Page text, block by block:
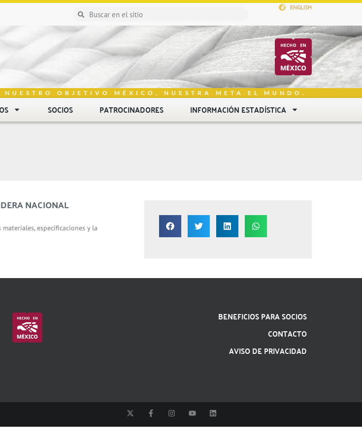
ENGLISH
NUESTRO OBJETIVO MÉXICO, NUESTRA META EL MUNDO.
SOCIOS PATROCINADORES INFORMACIÓN ESTADÍSTICA
NACIONAL
especificaciones y la
BENEFICIOS PARA SOCIOS
CONTACTO
AVISO DE PRIVACIDAD